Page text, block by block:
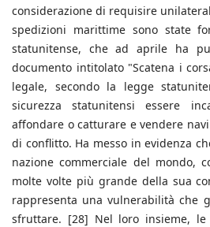
considerazione di requisire
spedizioni marittime sono state
statunitense, che ad aprile ha
documento intitolato "Scatena i
legale, secondo la legge
sicurezza statunitensi essere
affondare o catturare e vendere
di conflitto. Ha messo in evidenza
nazione commerciale del mondo,
molte volte più grande della sua
rappresenta una vulnerabilità che
sfruttare. [28] Nel loro insieme, le